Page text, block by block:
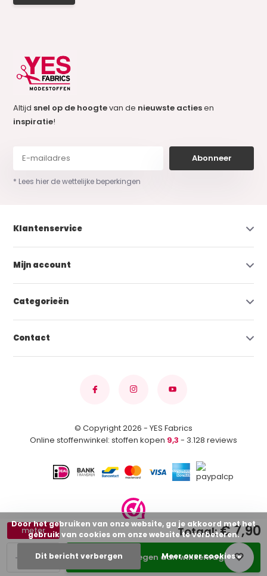
+
-
meter
Toevoegen aan winkelwagen
Totaal:€ 7,90
Altijd snel op de hoogtevan de nieuwste actiesen
inspiratie!
Abonneer
* Lees hier de wettelijke beperkingen
Klantenservice
Mijn account
Categorieën
Contact
© Copyright 2026 - YES Fabrics
Online stoffenwinkel: stoffen kopen 9,3 - 3.128 reviews
Door het gebruiken van onze website, ga je akkoord met het
gebruik van cookies om onze website te verbeteren.
Dit bericht verbergen Meer over cookies »